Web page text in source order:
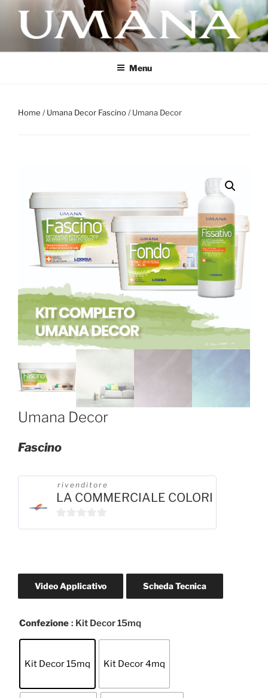
contenuto
UMANA
Aria Pulita nella Tua Casa
Menu
Home /Umana Decor Fascino/ Umana Decor
Umana Decor
Fascino
rivenditore
LA COMMERCIALE COLORI
Video Applicativo Scheda Tecnica
Confezione : Kit Decor 15mq
Kit Decor 15mq Kit Decor 4mq